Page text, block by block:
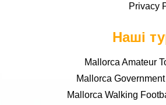
Privacy
Наші
Mallorca Amateur
Mallorca
Mallorca Walking